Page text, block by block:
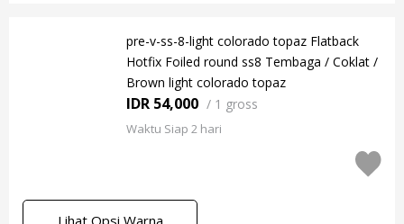
pre-v-ss-8-light colorado topaz Flatback
Hotfix Foiled round ss8 Tembaga / Coklat /
Brown light colorado topaz
IDR 54,000 / 1 gross
Waktu Siap 2 hari
Lihat Opsi Warna